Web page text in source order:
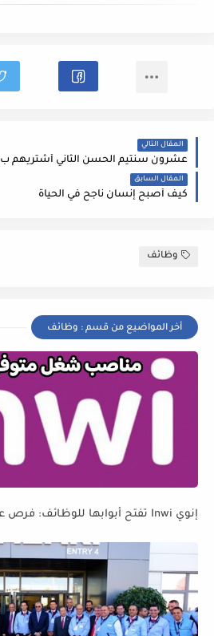
المقال التالي
عشرون سنتيم الحسن الثاني أشتريهم ب 2500 درهم
المقال السابق
كيف أصبح إنسان ناجح في الحياة
وظائف
أخر المواضيع من قسم : وظائف
إنوي Inwi تفتح أبوابها للوظائف: فرص عمل جديدة للمغاربة